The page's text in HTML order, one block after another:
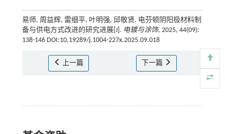
易师, 周益辉, 雷细平, 叶明强, 邱敬贤. 电芬顿阴阳极材料制
备与供电方式改进的研究进展[J]. 电镀与涂饰, 2025, 44(09):
138-146 DOI:10.19289/j.1004-227x.2025.09.018
上一篇 下一篇